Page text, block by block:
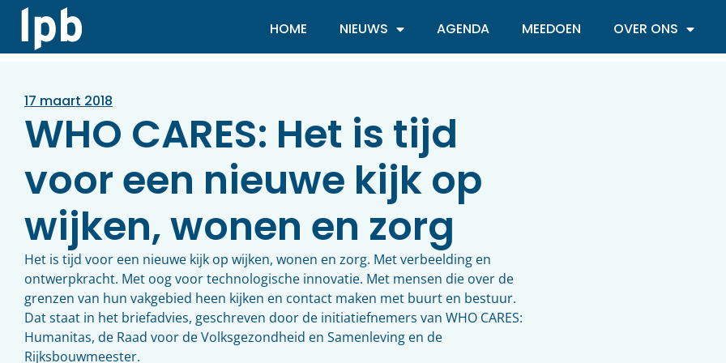
HOME NIEUWS AGENDA MEEDOEN OVER ONS
17 maart 2018
WHO CARES: Het is tijd
voor een nieuwe kijk op
wijken, wonen en zorg
Het is tijd voor een nieuwe kijk op wijken, wonen en zorg. Met verbeelding en
ontwerpkracht. Met oog voor technologische innovatie. Met mensen die over de
grenzen van hun vakgebied heen kijken en contact maken met buurt en bestuur.
Dat staat in het briefadvies, geschreven door de initiatiefnemers van WHO CARES:
Humanitas, de Raad voor de Volksgezondheid en Samenleving en de
Rijksbouwmeester.